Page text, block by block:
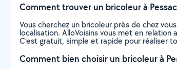
Comment trouver un bricoleur à
Vous cherchez un bricoleur près de chez
localisation. AlloVoisins vous met en
C’est gratuit, simple et rapide pour réaliser
Comment bien choisir un bricoleur à